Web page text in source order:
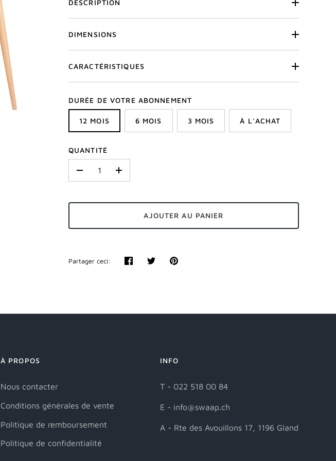
DESCRIPTION
DIMENSIONS
CARACTÉRISTIQUES
DURÉE DE VOTRE ABONNEMENT
12 MOIS 6 MOIS 3 MOIS À L'ACHAT
QUANTITÉ
+
AJOUTER AU PANIER
Partager ceci:
PartagerTweeterÉpingler
À PROPOS
Nous contacter
Conditions générales de vente
Politique de remboursement
Politique de confidentialité
INFO
T - 022 518 00 84
E - info@swaap.ch
A - Rte des Avouillons 17, 1196 Gland